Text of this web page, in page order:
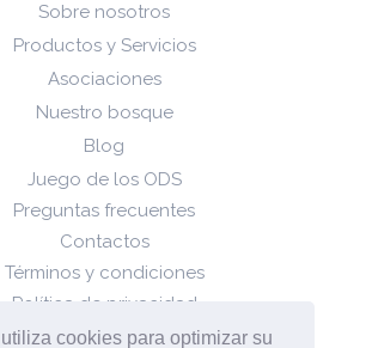
cookies para optimizar su
Sobre nosotros
Productos y Servicios
Asociaciones
Nuestro bosque
Blog
Juego de los ODS
Preguntas frecuentes
Contactos
Términos y condiciones
Política de privacidad
Política de cookies